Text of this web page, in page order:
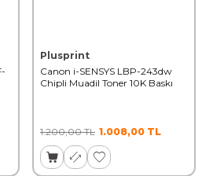
Plusprint
Canon i-SENSYS LBP-243dw
Chipli Muadil Toner 10K Baskı
1.200,00TL 1.008,00 TL